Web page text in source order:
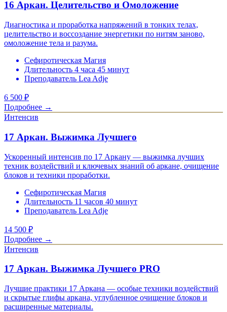
16 Аркан. Целительство и Омоложение
Диагностика и проработка напряжений в тонких телах,
целительство и воссоздание энергетики по нитям заново,
омоложение тела и разума.
Сефиротическая Магия
Длительность 4 часа 45 минут
Преподаватель Lea Adje
6 500 ₽
Подробнее →
Интенсив
17 Аркан. Выжимка Лучшего
Ускоренный интенсив по 17 Аркану — выжимка лучших
техник воздействий и ключевых знаний об аркане, очищение
блоков и техники проработки.
Сефиротическая Магия
Длительность 11 часов 40 минут
Преподаватель Lea Adje
14 500 ₽
Подробнее →
Интенсив
17 Аркан. Выжимка Лучшего PRO
Лучшие практики 17 Аркана — особые техники воздействий
и скрытые глифы аркана, углубленное очищение блоков и
расширенные материалы.